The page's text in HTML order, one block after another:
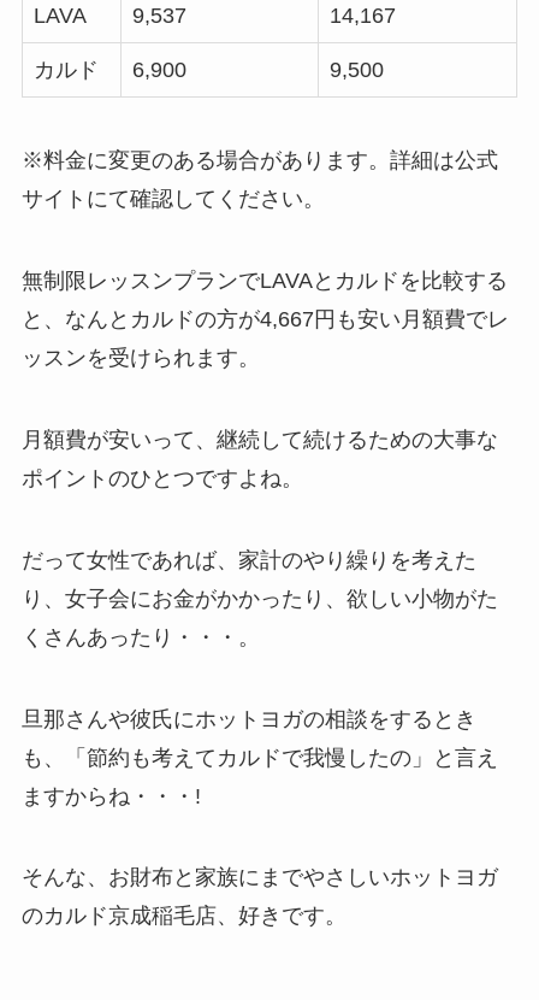
LAVA 9,537 14,167
カルド 6,900 9,500
※料金に変更のある場合があります。詳細は公式
サイトにて確認してください。
無制限レッスンプランでLAVAとカルドを比較する
と、なんと カルドの方が4,667円も安い月額費でレ
ッスンを受けられます。
月額費が安いって、継続して続けるための大事な
ポイントのひとつですよね。
だって女性であれば、家計のやり繰りを考えた
り、女子会にお金がかかったり、欲しい小物がた
くさんあったり・・・。
旦那さんや彼氏にホットヨガの相談をするとき
も、「節約も考えてカルドで我慢したの」と言え
ますからね・・・!
そんな、お財布と家族にまでやさしいホットヨガ
のカルド京成稲毛店、好きです。